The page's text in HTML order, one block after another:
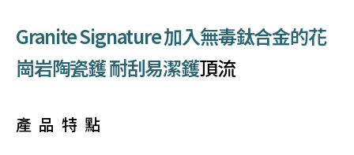
Granite Signature 加入無毒鈦合金的花
崗岩陶瓷鑊 耐刮易潔鑊頂流
產品特點